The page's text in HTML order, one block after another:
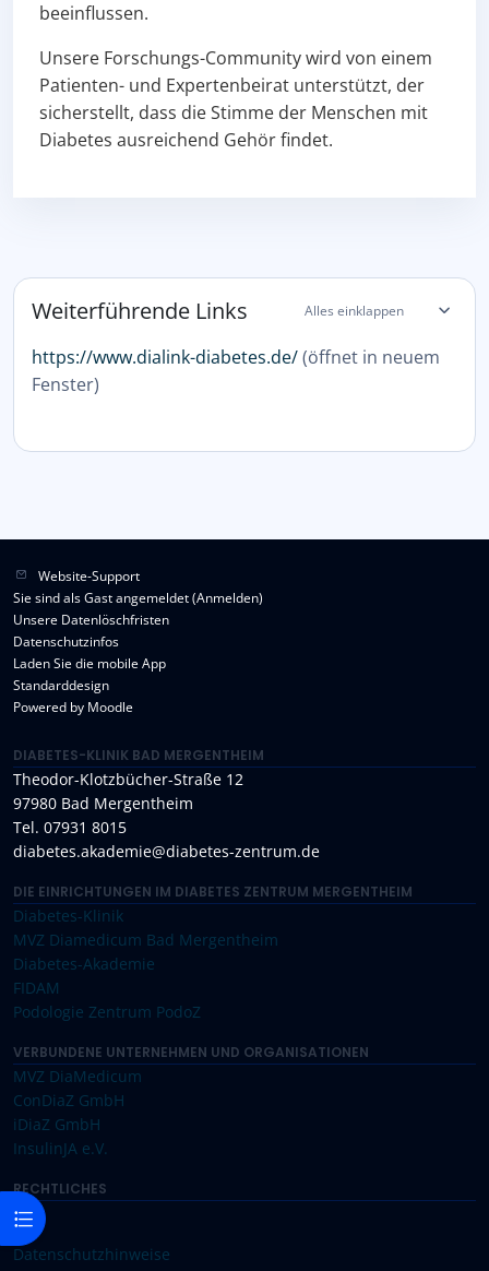
Kursindex öffnen
beeinflussen.
Unsere Forschungs-Community wird von einem
Patienten- und Expertenbeirat unterstützt, der
sicherstellt, dass die Stimme der Menschen mit
Diabetes ausreichend Gehör findet.
Abschnittsübersicht
Weiterführende Links Alles einklappen
https://www.dialink-diabetes.de/(öffnet in neuem
Fenster)
Website-Support
Sie sind als Gast angemeldet (Anmelden)
Unsere Datenlöschfristen
Datenschutzinfos
Laden Sie die mobile App
Standarddesign
Powered by Moodle
DIABETES-KLINIK BAD MERGENTHEIM
Theodor-Klotzbücher-Straße 12
97980 Bad Mergentheim
Tel. 07931 8015
diabetes.akademie@diabetes-zentrum.de
DIE EINRICHTUNGEN IM DIABETES ZENTRUM MERGENTHEIM
Diabetes-Klinik
MVZ Diamedicum Bad Mergentheim
Diabetes-Akademie
FIDAM
Podologie Zentrum PodoZ
VERBUNDENE UNTERNEHMEN UND ORGANISATIONEN
MVZ DiaMedicum
ConDiaZ GmbH
iDiaZ GmbH
InsulinJA e.V.
RECHTLICHES
Datenschutzhinweise